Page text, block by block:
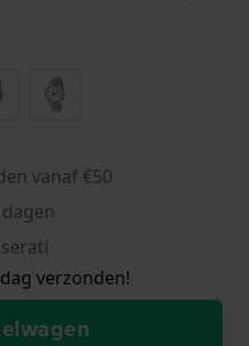
vanaf €50
verzonden!